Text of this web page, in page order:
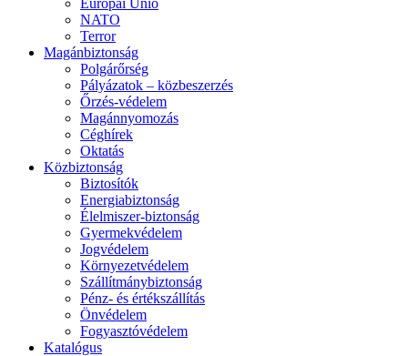
Európai Unió
NATO
Terror
Magánbiztonság
Polgárőrség
Pályázatok – közbeszerzés
Őrzés-védelem
Magánnyomozás
Céghírek
Oktatás
Közbiztonság
Biztosítók
Energiabiztonság
Élelmiszer-biztonság
Gyermekvédelem
Jogvédelem
Környezetvédelem
Szállítmánybiztonság
Pénz- és értékszállítás
Önvédelem
Fogyasztóvédelem
Katalógus